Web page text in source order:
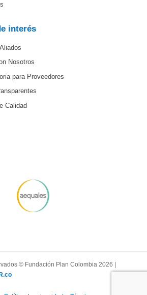
interés
Nosotros
para Proveedores
Calidad
© Fundación Plan Colombia 2026 |